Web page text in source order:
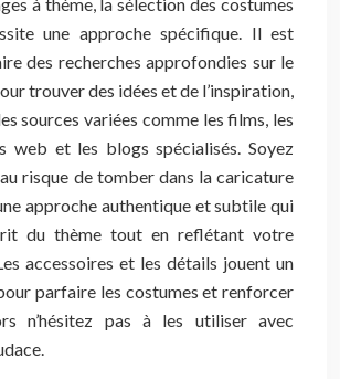
une approche spécifique. Il est
des recherches approfondies sur le
trouver des idées et de l’inspiration,
sources variées comme les films, les
web et les blogs spécialisés. Soyez
risque de tomber dans la caricature
approche authentique et subtile qui
du thème tout en reflétant votre
accessoires et les détails jouent un
parfaire les costumes et renforcer
n’hésitez pas à les utiliser avec